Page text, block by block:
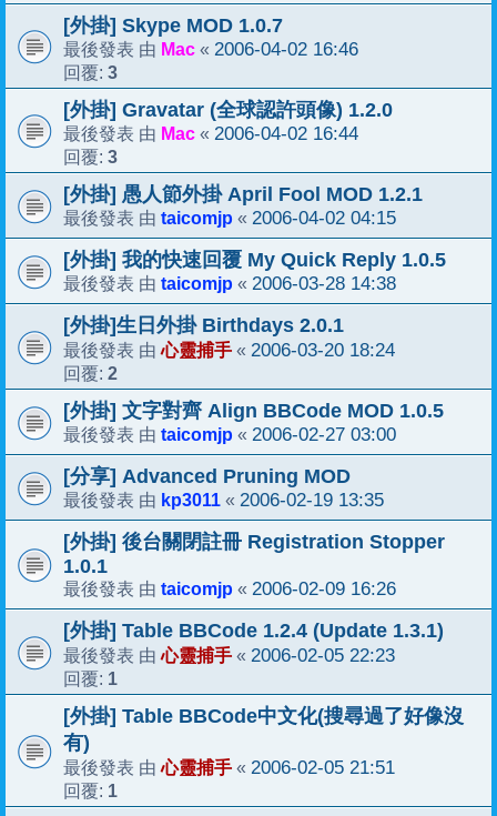
[外掛] Skype MOD 1.0.7
最後發表 由 Mac « 2006-04-02 16:46
回覆: 3
[外掛] Gravatar (全球認許頭像) 1.2.0
最後發表 由 Mac « 2006-04-02 16:44
回覆: 3
[外掛] 愚人節外掛 April Fool MOD 1.2.1
最後發表 由 taicomjp « 2006-04-02 04:15
[外掛] 我的快速回覆 My Quick Reply 1.0.5
最後發表 由 taicomjp « 2006-03-28 14:38
[外掛]生日外掛 Birthdays 2.0.1
最後發表 由心靈捕手 « 2006-03-20 18:24
回覆: 2
[外掛] 文字對齊 Align BBCode MOD 1.0.5
最後發表 由 taicomjp « 2006-02-27 03:00
[分享] Advanced Pruning MOD
最後發表 由 kp3011 « 2006-02-19 13:35
[外掛] 後台關閉註冊 Registration Stopper
1.0.1
最後發表 由 taicomjp « 2006-02-09 16:26
[外掛] Table BBCode 1.2.4 (Update 1.3.1)
最後發表 由心靈捕手 « 2006-02-05 22:23
回覆: 1
[外掛] Table BBCode中文化(搜尋過了好像沒
有)
最後發表 由心靈捕手 « 2006-02-05 21:51
回覆: 1